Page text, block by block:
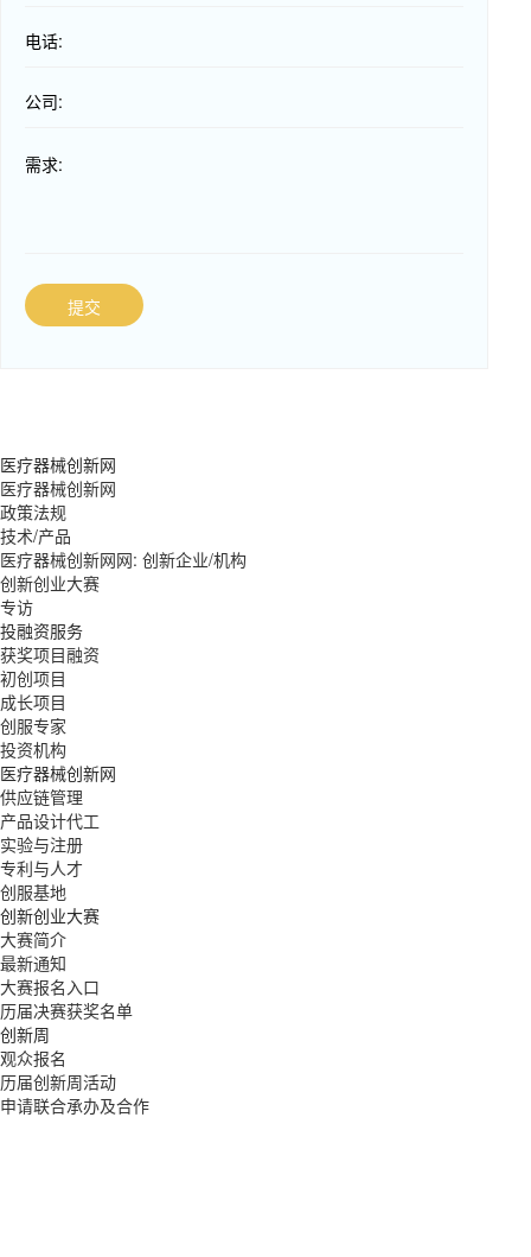
电话:
公司:
需求:
提交
医疗器械创新网
医疗器械创新网
政策法规
技术/产品
医疗器械创新网网: 创新企业/机构
创新创业大赛
专访
投融资服务
获奖项目融资
初创项目
成长项目
创服专家
投资机构
医疗器械创新网
供应链管理
产品设计代工
实验与注册
专利与人才
创服基地
创新创业大赛
大赛简介
最新通知
大赛报名入口
历届决赛获奖名单
创新周
观众报名
历届创新周活动
申请联合承办及合作